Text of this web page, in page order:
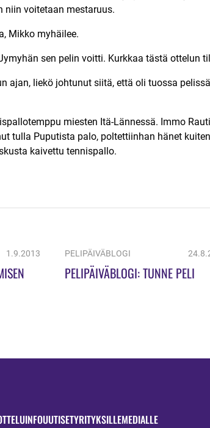
niin voitetaan mestaruus.
Mikko myhäilee.
sen pelin voitti. Kurkkaa tästä ottelun
ajan, liekö johtunut siitä, että oli tuossa
miesten Itä-Lännessä. Immo
tulla Puputista palo, poltettiinhan hänet
kaivettu tennispallo.
1.9.2013 PELIPÄIVÄBLOGI
PELIPÄIVÄBLOGI: TUNNE PELI
UUTISETYRITYKSILLEMEDIALLE